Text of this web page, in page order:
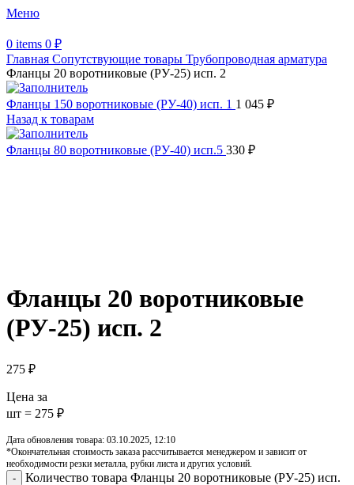
Меню
0 items 0 ₽
Главная Сопутствующие товары Трубопроводная арматура
Фланцы 20 воротниковые (РУ-25) исп. 2
Фланцы 150 воротниковые (РУ-40) исп. 1 1 045 ₽
Назад к товарам
Фланцы 80 воротниковые (РУ-40) исп.5 330 ₽
Фланцы 20 воротниковые
(РУ-25) исп. 2
275 ₽
Цена за
шт = 275 ₽
Дата обновления товара: 03.10.2025, 12:10
*Окончательная стоимость заказа рассчитывается менеджером и зависит от
необходимости резки металла, рубки листа и других условий.
Количество товара Фланцы 20 воротниковые (РУ-25) исп.